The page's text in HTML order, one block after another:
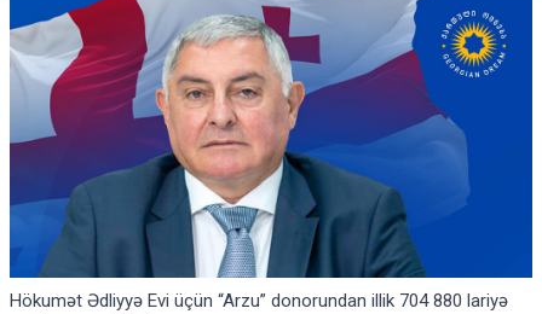
Hökumət Ədliyyə Evi üçün “Arzu” donorundan illik 704 880 lariyə